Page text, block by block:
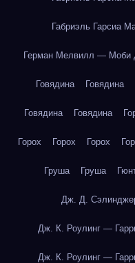
Габриэль Гарсиа
Герман Мелвилл — Моби
Говядина Говядина
Говядина Говядина
Горох Горох Горох
Груша Груша
Дж. Д.
Дж. К. Роулинг —
Дж. К. Роулинг —